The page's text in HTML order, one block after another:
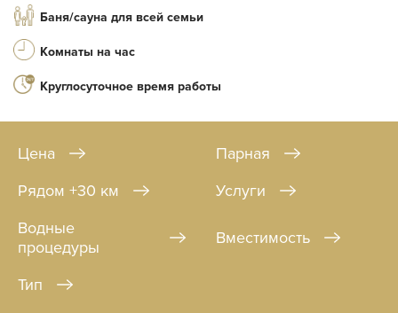
Баня/сауна для всей семьи
Комнаты на час
Круглосуточное время работы
Цена
Парная
Рядом +30 км
Услуги
Водные
процедуры
Вместимость
Тип